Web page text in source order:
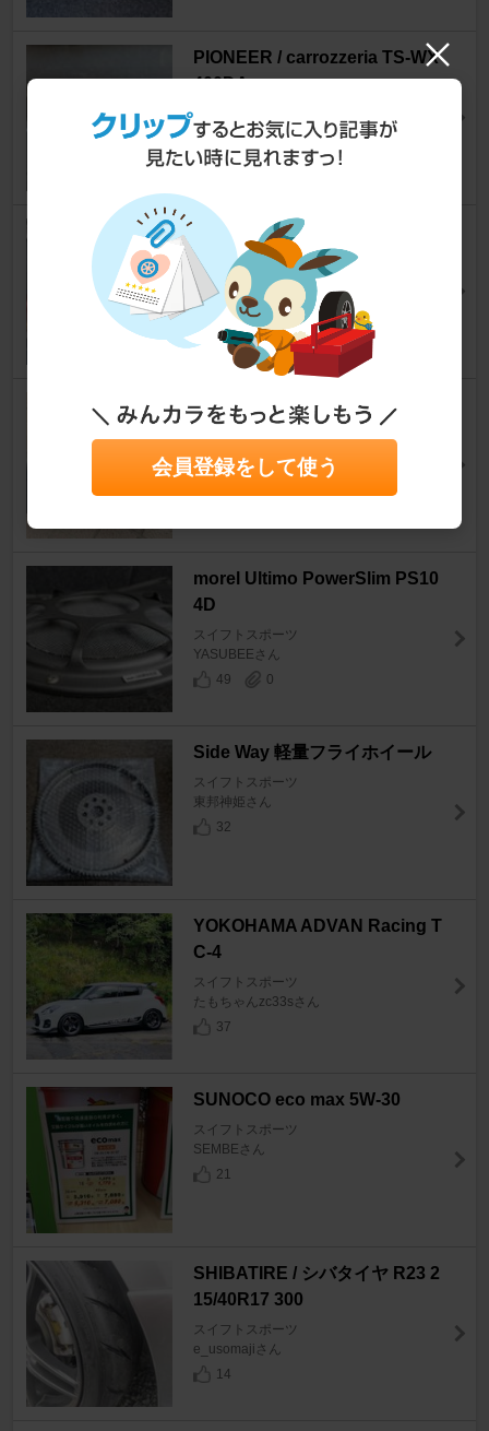
PIONEER / carrozzeria TS-WX
400DA
スイフトスポーツ
oka-p.さん
19
1
PIONEER / carrozzeria TS-W1
000RS
スイフトスポーツ
ツクヨミ零さん
36
0
KENWOOD KSC-SW30
たけっち@ふり～だむ工房さん
31
0
morel Ultimo PowerSlim PS10
4D
スイフトスポーツ
YASUBEEさん
49
0
Side Way 軽量フライホイール
スイフトスポーツ
東邦神姫さん
32
YOKOHAMA ADVAN Racing T
C-4
スイフトスポーツ
たもちゃんzc33sさん
37
SUNOCO eco max 5W-30
スイフトスポーツ
SEMBEさん
21
SHIBATIRE / シバタイヤ R23 2
15/40R17 300
スイフトスポーツ
e_usomajiさん
14
会員登録をして使う